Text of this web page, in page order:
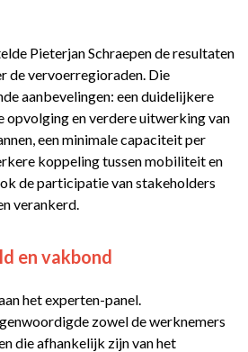
Pieterjan Schraepen de resultaten
de vervoerregioraden. Die
aanbevelingen: een duidelijkere
opvolging en verdere uitwerking van
een minimale capaciteit per
koppeling tussen mobiliteit en
de participatie van stakeholders
verankerd.
en vakbond
het experten-panel.
zowel de werknemers
die afhankelijk zijn van het